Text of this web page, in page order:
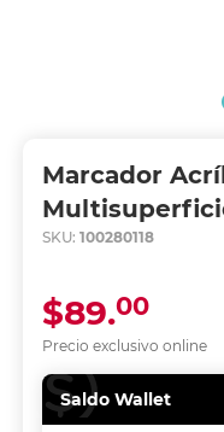
Marcador
SKU: 100280118
Precio exclusivo online
$89.00
Saldo Wallet